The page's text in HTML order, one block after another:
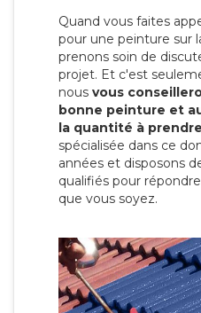
Quand vous faites
pour une peinture sur
prenons soin de
projet. Et c'est
nous vous
bonne peinture et
la quantité à prendre
spécialisée dans ce
années et disposons
qualifiés pour
que vous soyez.